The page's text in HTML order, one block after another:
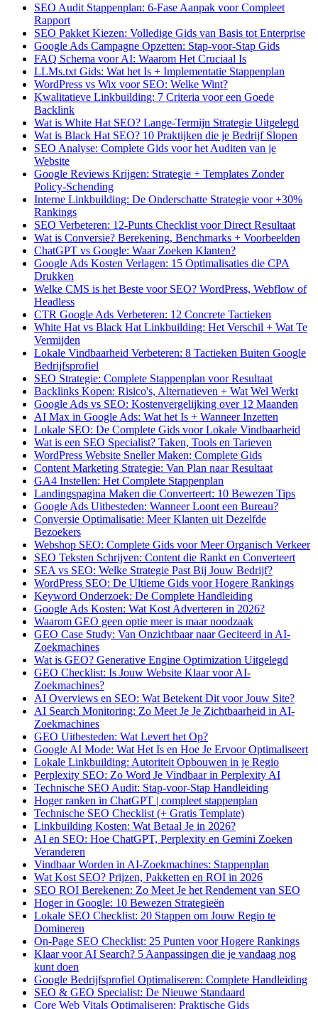
SEO Audit Stappenplan: 6-Fase Aanpak voor Compleet
Rapport
SEO Pakket Kiezen: Volledige Gids van Basis tot Enterprise
Google Ads Campagne Opzetten: Stap-voor-Stap Gids
FAQ Schema voor AI: Waarom Het Cruciaal Is
LLMs.txt Gids: Wat het Is + Implementatie Stappenplan
WordPress vs Wix voor SEO: Welke Wint?
Kwalitatieve Linkbuilding: 7 Criteria voor een Goede
Backlink
Wat is White Hat SEO? Lange-Termijn Strategie Uitgelegd
Wat is Black Hat SEO? 10 Praktijken die je Bedrijf Slopen
SEO Analyse: Complete Gids voor het Auditen van je
Website
Google Reviews Krijgen: Strategie + Templates Zonder
Policy-Schending
Interne Linkbuilding: De Onderschatte Strategie voor +30%
Rankings
SEO Verbeteren: 12-Punts Checklist voor Direct Resultaat
Wat is Conversie? Berekening, Benchmarks + Voorbeelden
ChatGPT vs Google: Waar Zoeken Klanten?
Google Ads Kosten Verlagen: 15 Optimalisaties die CPA
Drukken
Welke CMS is het Beste voor SEO? WordPress, Webflow of
Headless
CTR Google Ads Verbeteren: 12 Concrete Tactieken
White Hat vs Black Hat Linkbuilding: Het Verschil + Wat Te
Vermijden
Lokale Vindbaarheid Verbeteren: 8 Tactieken Buiten Google
Bedrijfsprofiel
SEO Strategie: Complete Stappenplan voor Resultaat
Backlinks Kopen: Risico's, Alternatieven + Wat Wel Werkt
Google Ads vs SEO: Kostenvergelijking over 12 Maanden
AI Max in Google Ads: Wat het Is + Wanneer Inzetten
Lokale SEO: De Complete Gids voor Lokale Vindbaarheid
Wat is een SEO Specialist? Taken, Tools en Tarieven
WordPress Website Sneller Maken: Complete Gids
Content Marketing Strategie: Van Plan naar Resultaat
GA4 Instellen: Het Complete Stappenplan
Landingspagina Maken die Converteert: 10 Bewezen Tips
Google Ads Uitbesteden: Wanneer Loont een Bureau?
Conversie Optimalisatie: Meer Klanten uit Dezelfde
Bezoekers
Webshop SEO: Complete Gids voor Meer Organisch Verkeer
SEO Teksten Schrijven: Content die Rankt en Converteert
SEA vs SEO: Welke Strategie Past Bij Jouw Bedrijf?
WordPress SEO: De Ultieme Gids voor Hogere Rankings
Keyword Onderzoek: De Complete Handleiding
Google Ads Kosten: Wat Kost Adverteren in 2026?
Waarom GEO geen optie meer is maar noodzaak
GEO Case Study: Van Onzichtbaar naar Geciteerd in AI-
Zoekmachines
Wat is GEO? Generative Engine Optimization Uitgelegd
GEO Checklist: Is Jouw Website Klaar voor AI-
Zoekmachines?
AI Overviews en SEO: Wat Betekent Dit voor Jouw Site?
AI Search Monitoring: Zo Meet Je Je Zichtbaarheid in AI-
Zoekmachines
GEO Uitbesteden: Wat Levert het Op?
Google AI Mode: Wat Het Is en Hoe Je Ervoor Optimaliseert
Lokale Linkbuilding: Autoriteit Opbouwen in je Regio
Perplexity SEO: Zo Word Je Vindbaar in Perplexity AI
Technische SEO Audit: Stap-voor-Stap Handleiding
Hoger ranken in ChatGPT | compleet stappenplan
Technische SEO Checklist (+ Gratis Template)
Linkbuilding Kosten: Wat Betaal Je in 2026?
AI en SEO: Hoe ChatGPT, Perplexity en Gemini Zoeken
Veranderen
Vindbaar Worden in AI-Zoekmachines: Stappenplan
Wat Kost SEO? Prijzen, Pakketten en ROI in 2026
SEO ROI Berekenen: Zo Meet Je het Rendement van SEO
Hoger in Google: 10 Bewezen Strategieën
Lokale SEO Checklist: 20 Stappen om Jouw Regio te
Domineren
On-Page SEO Checklist: 25 Punten voor Hogere Rankings
Klaar voor AI Search? 5 Aanpassingen die je vandaag nog
kunt doen
Google Bedrijfsprofiel Optimaliseren: Complete Handleiding
SEO & GEO Specialist: De Nieuwe Standaard
Core Web Vitals Optimaliseren: Praktische Gids